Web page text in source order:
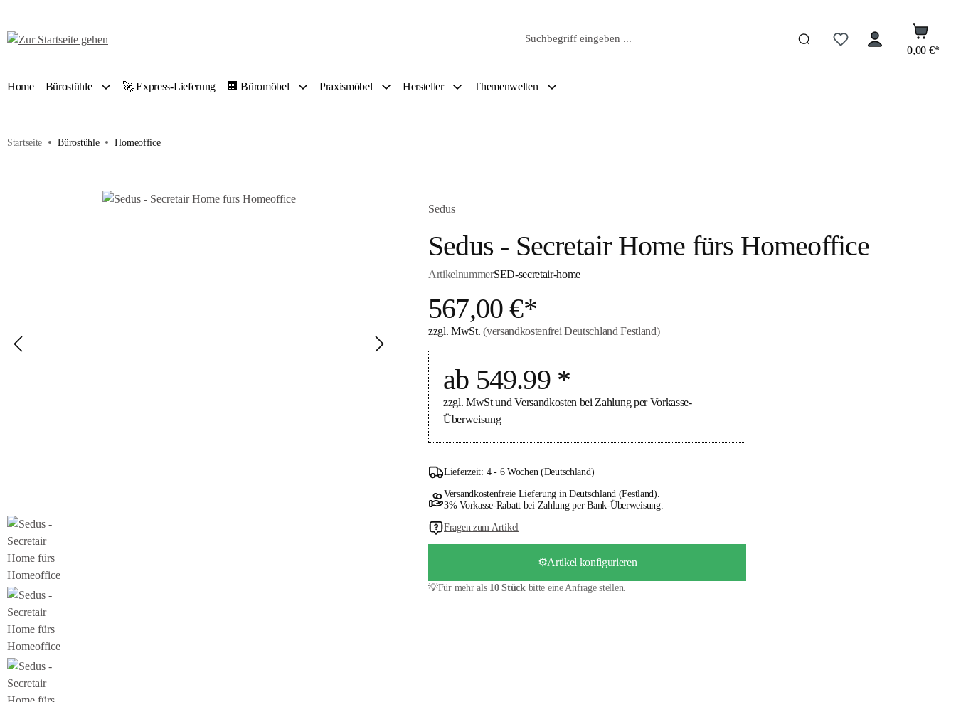
0,00 €*
Home Bürostühle 🚀 Express-Lieferung 🏢 Büromöbel Praxismöbel Hersteller Themenwelten
Startseite Bürostühle Homeoffice
Sedus
Sedus - Secretair Home fürs Homeoffice
ArtikelnummerSED-secretair-home
567,00 €*
zzgl. MwSt.(versandkostenfrei Deutschland Festland)
ab 549.99 *
zzgl. MwSt und Versandkosten bei Zahlung per Vorkasse-
Überweisung
Lieferzeit: 4 - 6 Wochen (Deutschland)
Versandkostenfreie Lieferung in Deutschland (Festland).
3% Vorkasse-Rabatt bei Zahlung per Bank-Überweisung.
Fragen zum Artikel
⚙️Artikel konfigurieren
💡Für mehr als 10 Stückbitte eine Anfrage stellen.